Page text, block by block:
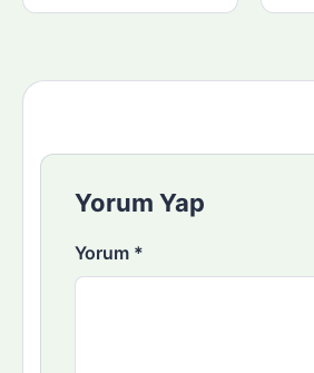
Yorum Yap
Yorum *